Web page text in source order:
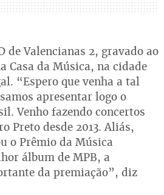
de Valencianas 2, gravado ao
Casa da Música, na cidade
“Espero que venha a tal
apresentar logo o
Venho fazendo concertos
Preto desde 2013. Aliás,
o Prêmio da Música
álbum de MPB, a
da premiação”, diz